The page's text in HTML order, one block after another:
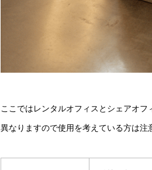
ここではレンタルオフィスとシェアオ
異なりますので使用を考えている方は注